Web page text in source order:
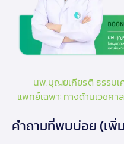
นพ.บุญยเกียรติ ธรรม
แพทย์เฉพาะทางด้านเวชศ
คำถามที่พบบ่อย (เพิ่